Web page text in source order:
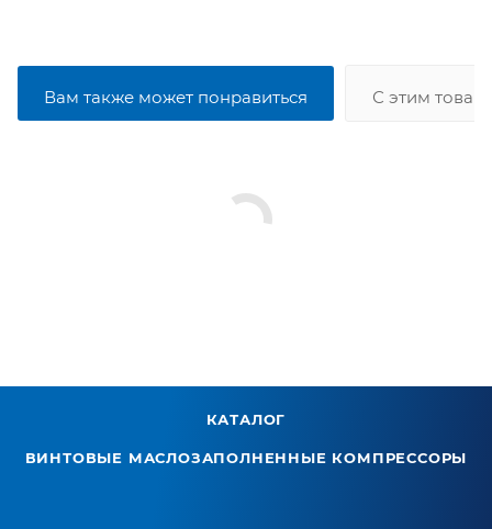
Вам также может понравиться С этим
КАТАЛОГ
ВИНТОВЫЕ МАСЛОЗАПОЛНЕННЫЕ КОМПРЕССОРЫ